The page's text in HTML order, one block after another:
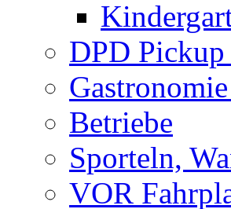
DPD Pickup
Betriebe
Sporteln,
VOR